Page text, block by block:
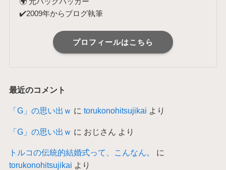
✔️2009年からブログ執筆
プロフィールはこちら
最近のコメント
「G」の思い出ｗ に torukonohitsujikai より
「G」の思い出ｗ に おじさん より
トルコの伝統的結婚式って、こんなん。
に
torukonohitsujikai より